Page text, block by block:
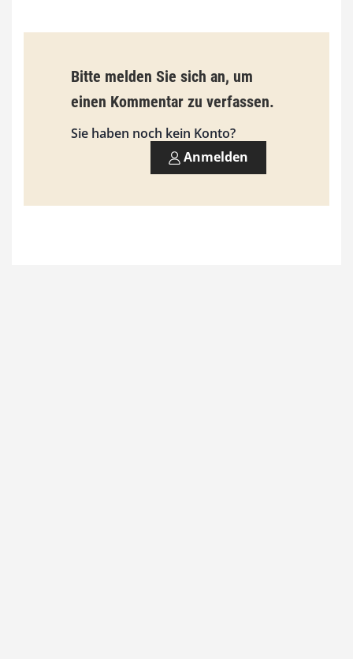
€
i
s
9
0
Bitte melden Sie sich an, um
einen Kommentar zu verfassen.
Sie haben noch kein Konto?
Anmelden